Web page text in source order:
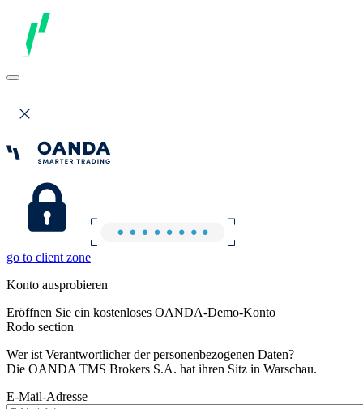
go to client zone
Konto ausprobieren
Eröffnen Sie ein kostenloses OANDA-Demo-Konto
Rodo section
Wer ist Verantwortlicher der personenbezogenen Daten?
Die OANDA TMS Brokers S.A. hat ihren Sitz in Warschau.
E-Mail-Adresse